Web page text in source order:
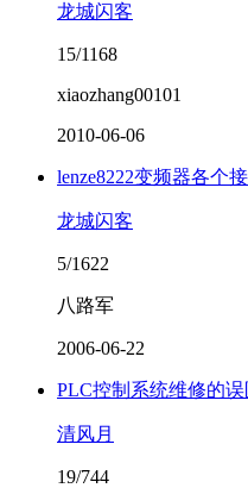
龙城闪客
15/1168
xiaozhang00101
2010-06-06
lenze8222变频器各个
龙城闪客
5/1622
八路军
2006-06-22
PLC控制系统维修的误
清风月
19/744